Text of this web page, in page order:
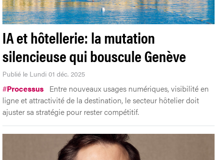
IA et hôtellerie: la mutation
silencieuse qui bouscule Genève
Publié le Lundi 01 déc. 2025
#Processus Entre nouveaux usages numériques, visibilité en
ligne et attractivité de la destination, le secteur hôtelier doit
ajuster sa stratégie pour rester compétitif.